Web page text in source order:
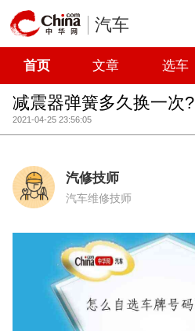
汽车
首页 文章 选车
减震器弹簧多久换一次?
2021-04-25 23:56:05
汽修技师
汽车维修技师